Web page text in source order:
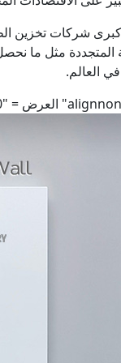
شركات تخزين
المتجددة مثل ما
العالم.